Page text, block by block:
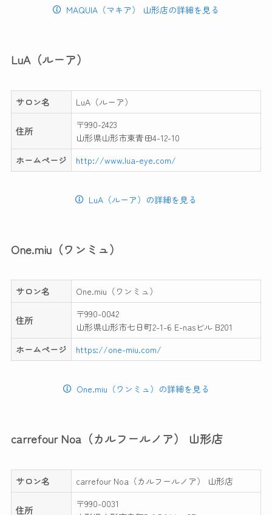
MAQUIA（マキア） 山形店の詳細を見る
LuA（ルーア）
サロン名 LuA（ルーア）
住所
〒990-2423
山形県山形市東青田4-12-10
ホームページ
http://www.lua-eye.com/
LuA（ルーア）の詳細を見る
One.miu（ワンミュ）
サロン名 One.miu（ワンミュ）
住所
〒990-0042
山形県山形市七日町2-1-6 E-nasビル B201
ホームページ
https://one-miu.com/
One.miu（ワンミュ）の詳細を見る
carrefour Noa（カルフールノア） 山形店
サロン名 carrefour Noa（カルフールノア） 山形店
住所
〒990-0031